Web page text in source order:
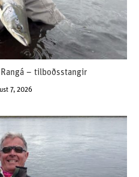
– tilboðsstangir
7, 2026